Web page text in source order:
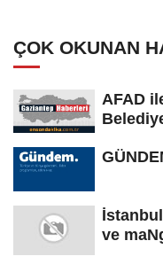
ÇOK OKUNAN
AFAD
ve